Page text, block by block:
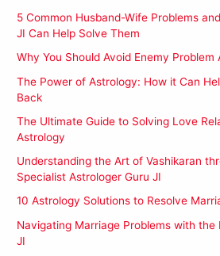
5 Common Husband-Wife Problems
JI Can Help Solve Them
Why You Should Avoid Enemy Problem
The Power of Astrology: How it Can
Back
The Ultimate Guide to Solving Love
Astrology
Understanding the Art of Vashikaran
Specialist Astrologer Guru JI
10 Astrology Solutions to Resolve
Navigating Marriage Problems with the
JI